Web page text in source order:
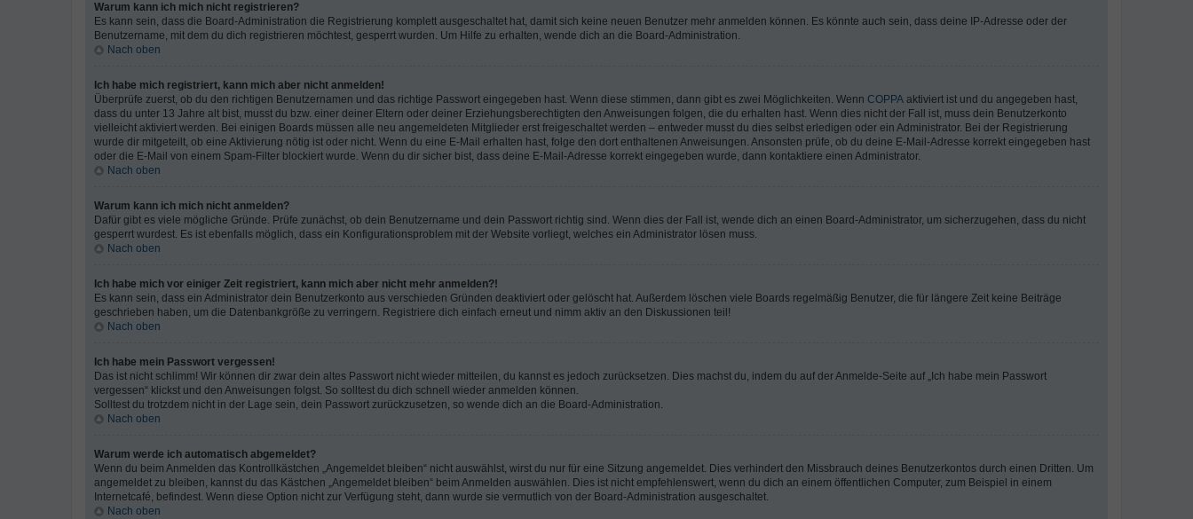
Warum kann ich mich nicht registrieren?
Es kann sein, dass die Board-Administration die Registrierung komplett ausgeschaltet hat, damit sich keine neuen Benutzer mehr anmelden können. Es könnte auch sein, dass deine IP-Adresse oder der
Benutzername, mit dem du dich registrieren möchtest, gesperrt wurden. Um Hilfe zu erhalten, wende dich an die Board-Administration.
Nach oben
Ich habe mich registriert, kann mich aber nicht anmelden!
Überprüfe zuerst, ob du den richtigen Benutzernamen und das richtige Passwort eingegeben hast. Wenn diese stimmen, dann gibt es zwei Möglichkeiten. Wenn COPPA aktiviert ist und du angegeben hast,
dass du unter 13 Jahre alt bist, musst du bzw. einer deiner Eltern oder deiner Erziehungsberechtigten den Anweisungen folgen, die du erhalten hast. Wenn dies nicht der Fall ist, muss dein Benutzerkonto
vielleicht aktiviert werden. Bei einigen Boards müssen alle neu angemeldeten Mitglieder erst freigeschaltet werden – entweder musst du dies selbst erledigen oder ein Administrator. Bei der Registrierung
wurde dir mitgeteilt, ob eine Aktivierung nötig ist oder nicht. Wenn du eine E-Mail erhalten hast, folge den dort enthaltenen Anweisungen. Ansonsten prüfe, ob du deine E-Mail-Adresse korrekt eingegeben hast
oder die E-Mail von einem Spam-Filter blockiert wurde. Wenn du dir sicher bist, dass deine E-Mail-Adresse korrekt eingegeben wurde, dann kontaktiere einen Administrator.
Nach oben
Warum kann ich mich nicht anmelden?
Dafür gibt es viele mögliche Gründe. Prüfe zunächst, ob dein Benutzername und dein Passwort richtig sind. Wenn dies der Fall ist, wende dich an einen Board-Administrator, um sicherzugehen, dass du nicht
gesperrt wurdest. Es ist ebenfalls möglich, dass ein Konfigurationsproblem mit der Website vorliegt, welches ein Administrator lösen muss.
Nach oben
Ich habe mich vor einiger Zeit registriert, kann mich aber nicht mehr anmelden?!
Es kann sein, dass ein Administrator dein Benutzerkonto aus verschieden Gründen deaktiviert oder gelöscht hat. Außerdem löschen viele Boards regelmäßig Benutzer, die für längere Zeit keine Beiträge
geschrieben haben, um die Datenbankgröße zu verringern. Registriere dich einfach erneut und nimm aktiv an den Diskussionen teil!
Nach oben
Ich habe mein Passwort vergessen!
Das ist nicht schlimm! Wir können dir zwar dein altes Passwort nicht wieder mitteilen, du kannst es jedoch zurücksetzen. Dies machst du, indem du auf der Anmelde-Seite auf „Ich habe mein Passwort
vergessen“ klickst und den Anweisungen folgst. So solltest du dich schnell wieder anmelden können.
Solltest du trotzdem nicht in der Lage sein, dein Passwort zurückzusetzen, so wende dich an die Board-Administration.
Nach oben
Warum werde ich automatisch abgemeldet?
Wenn du beim Anmelden das Kontrollkästchen „Angemeldet bleiben“ nicht auswählst, wirst du nur für eine Sitzung angemeldet. Dies verhindert den Missbrauch deines Benutzerkontos durch einen Dritten. Um
angemeldet zu bleiben, kannst du das Kästchen „Angemeldet bleiben“ beim Anmelden auswählen. Dies ist nicht empfehlenswert, wenn du dich an einem öffentlichen Computer, zum Beispiel in einem
Internetcafé, befindest. Wenn diese Option nicht zur Verfügung steht, dann wurde sie vermutlich von der Board-Administration ausgeschaltet.
Nach oben